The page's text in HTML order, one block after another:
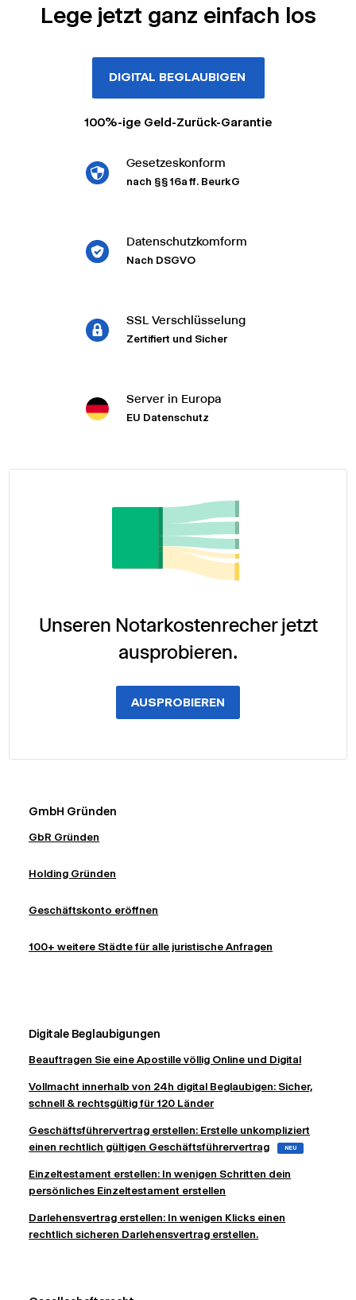
Lege jetzt ganz einfach los
DIGITAL BEGLAUBIGEN
100%-ige Geld-Zurück-Garantie
Gesetzeskonform
nach §§ 16a ff. BeurkG
Datenschutzkomform
Nach DSGVO
SSL Verschlüsselung
Zertifiert und Sicher
Server in Europa
EU Datenschutz
Unseren Notarkostenrecher jetzt
ausprobieren.
AUSPROBIEREN
GmbH Gründen
GbR Gründen
Holding Gründen
Geschäftskonto eröffnen
100+ weitere Städte für alle juristische Anfragen
Digitale Beglaubigungen
Beauftragen Sie eine Apostille völlig Online und Digital
Vollmacht innerhalb von 24h digital Beglaubigen: Sicher,
schnell & rechtsgültig für 120 Länder
Geschäftsführervertrag erstellen: Erstelle unkompliziert
einen rechtlich gültigen Geschäftsführervertrag
NEU
Einzeltestament erstellen: In wenigen Schritten dein
persönliches Einzeltestament erstellen
Darlehensvertrag erstellen: In wenigen Klicks einen
rechtlich sicheren Darlehensvertrag erstellen.